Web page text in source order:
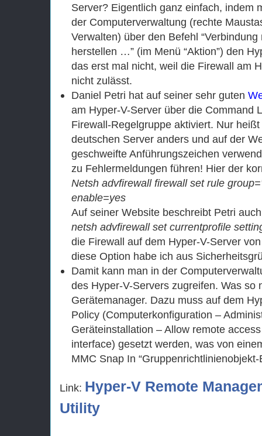
Server? Eigentlich ganz einfach, indem
der Computerverwaltung (rechte
Verwalten) über den Befehl
herstellen …” (im Menü “Aktion”) den
das erst mal nicht, weil die Firewall am
nicht zulässt.
Daniel Petri hat auf seiner sehr guten
am Hyper-V-Server über die Command
Firewall-Regelgruppe aktiviert. Nur
deutschen Server anders und auf der
geschweifte Anführungszeichen
zu Fehlermeldungen führen! Hier der
Netsh advfirewall firewall set rule
enable=yes
Auf seiner Website beschreibt Petri
netsh advfirewall set currentprofile
die Firewall auf dem Hyper-V-Server
diese Option habe ich aus
Damit kann man in der
des Hyper-V-Servers zugreifen. Was so
Gerätemanager. Dazu muss auf dem
Policy (Computerkonfiguration –
Geräteinstallation – Allow remote
interface) gesetzt werden, was von
MMC Snap In
Link: Hyper-V Remote
Utility